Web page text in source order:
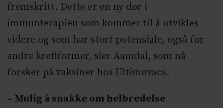
fremskritt. Dette er en ny dør i
immunterapien som kommer til å utvikles
videre og som har stort potensiale, også for
andre kreftformer, sier Aamdal, som nå
forsker på vaksiner hos Ultimovacs.
– Mulig å snakke om helbredelse